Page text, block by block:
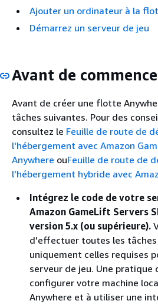
Ajouter un ordinateur à la
Démarrez un serveur de jeu
Avant de
Avant de créer une flotte
tâches suivantes. Pour des
consultez le Feuille de route de
l'hébergement avec Amazon
Anywhere ouFeuille de route de
l'hébergement hybride avec
Intégrez le code de votre
Amazon GameLift Servers
version 5.x (ou supérieure).
d'effectuer toutes les
uniquement celles requises
serveur de jeu. Une pratique
configurer votre machine
Anywhere et à utiliser une